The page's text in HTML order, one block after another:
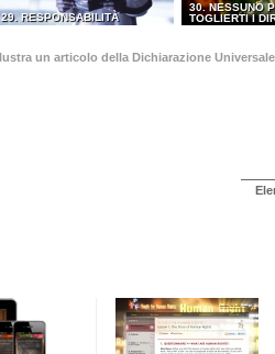
29. RESPONSABILITÀ
30. NESSUNO
TOGLIERTI I
un articolo della Dichiarazione